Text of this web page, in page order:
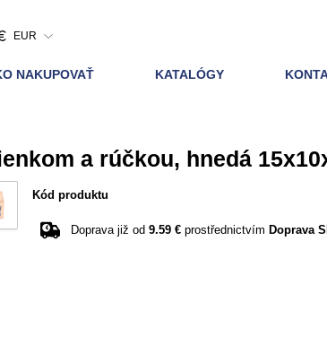
EUR
NAKUPOVAŤ KATALÓGY
a rúčkou, hnedá
Kód produktu
Doprava již od9.59 € prostřednictvím Doprava